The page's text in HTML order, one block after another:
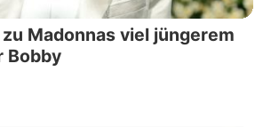
Madonnas viel jüngerem
Bobby